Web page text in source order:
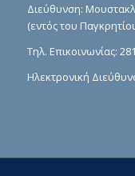
Διεύθυνση:
(εντός του
Τηλ. Επικοινωνίας:
Ηλεκτρονική